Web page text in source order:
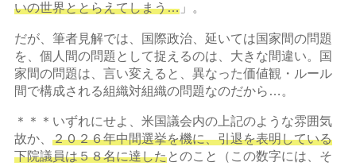
いの世界ととらえてしまう…」。
だが、筆者見解では、国際政治、延いては国家間の問題
を、個人間の問題として捉えるのは、大きな間違い。国
家間の問題は、言い変えると、異なった価値観・ルール
間で構成される組織対組織の問題なのだから…。
＊＊＊いずれにせよ、米国議会内の上記のような雰囲気
故か、 ２０２６年中間選挙を機に、引退を表明している
下院議員は５８名に達したとのこと（この数字には、そ